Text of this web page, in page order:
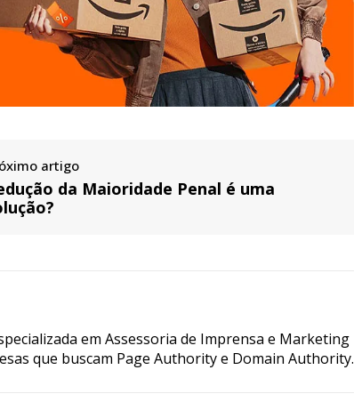
artigo
da Maioridade Penal é uma
em Assessoria de Imprensa e Marketing
que buscam Page Authority e Domain Authority.